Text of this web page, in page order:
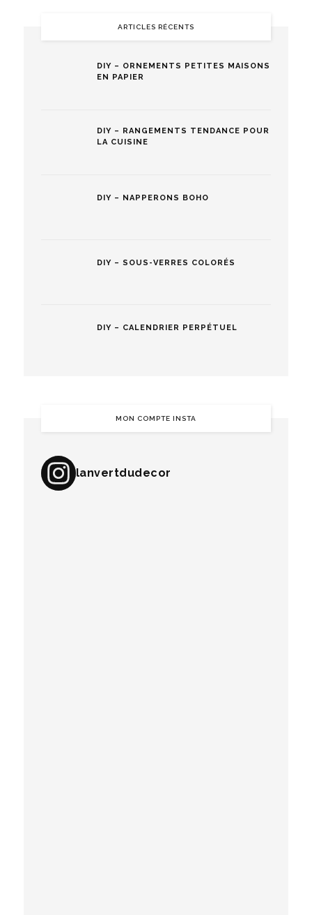
ARTICLES RÉCENTS
DIY – ORNEMENTS PETITES MAISONS
EN PAPIER
DIY – RANGEMENTS TENDANCE POUR
LA CUISINE
DIY – NAPPERONS BOHO
DIY – SOUS-VERRES COLORÉS
DIY – CALENDRIER PERPÉTUEL
MON COMPTE INSTA
lanvertdudecor